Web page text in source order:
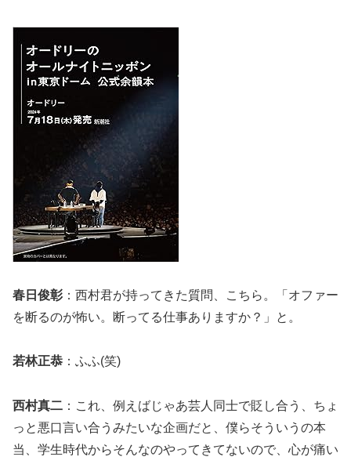
春日俊彰 ：西村君が持ってきた質問、こちら。「オファー
を断るのが怖い。断ってる仕事ありますか？」と。
若林正恭 ：ふふ(笑)
西村真二 ：これ、例えばじゃあ芸人同士で貶し合う、ちょ
っと悪口言い合うみたいな企画だと、僕らそういうの本
当、学生時代からそんなのやってきてないので、心が痛い